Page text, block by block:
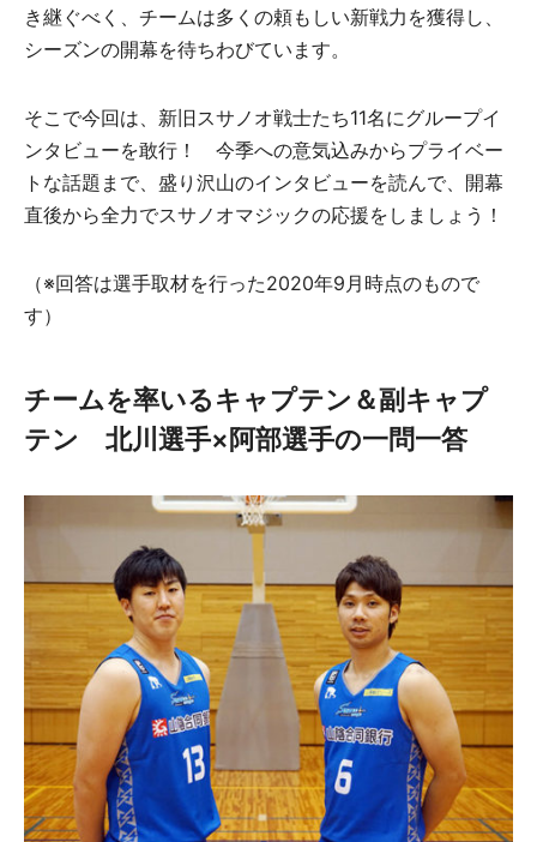
き継ぐべく、チームは多くの頼もしい新戦力を獲得し、
シーズンの開幕を待ちわびています。
そこで今回は、新旧スサノオ戦士たち11名にグループイ
ンタビューを敢行！ 今季への意気込みからプライベー
トな話題まで、盛り沢山のインタビューを読んで、開幕
直後から全力でスサノオマジックの応援をしましょう！
（※回答は選手取材を行った2020年9月時点のもので
す）
チームを率いるキャプテン＆副キャプ
テン 北川選手×阿部選手の一問一答